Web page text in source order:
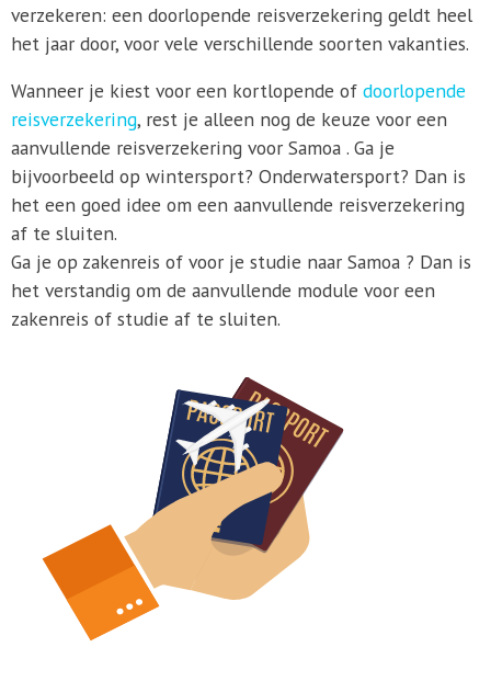
verzekeren: een doorlopende reisverzekering geldt heel
het jaar door, voor vele verschillende soorten vakanties.
Wanneer je kiest voor een kortlopende of doorlopende
reisverzekering, rest je alleen nog de keuze voor een
aanvullende reisverzekering voor Samoa . Ga je
bijvoorbeeld op wintersport? Onderwatersport? Dan is
het een goed idee om een aanvullende reisverzekering
af te sluiten.
Ga je op zakenreis of voor je studie naar Samoa ? Dan is
het verstandig om de aanvullende module voor een
zakenreis of studie af te sluiten.